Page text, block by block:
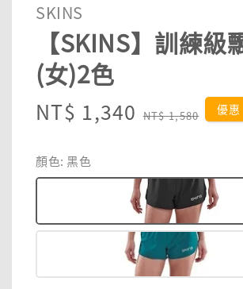
SKINS
【SKINS】訓練級
(女)2色
Sale
NT$ 1,340 Regular
NT$ 1,580 優惠
顏色: 黑色